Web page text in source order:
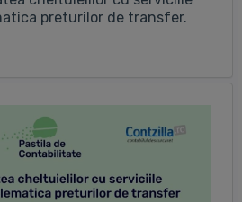
preturilor de transfer.